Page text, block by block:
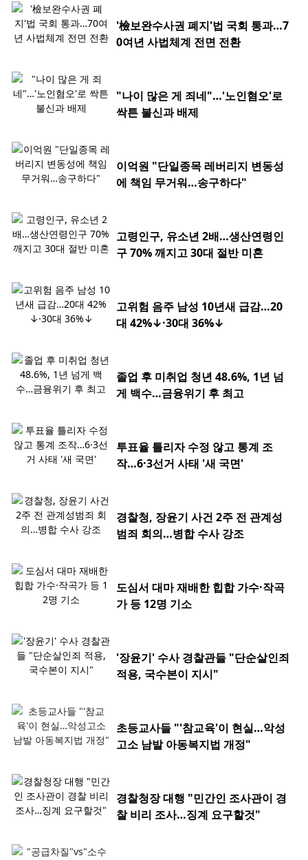
'檢보완수사권 폐지'법 국회 통과…7
0여년 사법체계 전면 전환
"나이 많은 게 죄네"…'노인혐오'로
싹튼 불신과 배제
이억원 "단일종목 레버리지 변동성
에 책임 무거워…송구하다"
고령인구, 유소년 2배…생산연령인
구 70% 깨지고 30대 절반 미혼
고위험 음주 남성 10년새 급감…20
대 42%↓·30대 36%↓
졸업 후 미취업 청년 48.6%, 1년 넘
게 백수…금융위기 후 최고
투표율 틀리자 수정 않고 통계 조
작…6·3선거 사태 '새 국면'
경찰청, 장윤기 사건 2주 전 관계성
범죄 회의…병합 수사 강조
도심서 대마 재배한 힙합 가수·작곡
가 등 12명 기소
'장윤기' 수사 경찰관들 "단순살인죄
적용, 국수본이 지시"
초등교사들 "'참교육'이 현실…악성
고소 남발 아동복지법 개정"
경찰청장 대행 "민간인 조사관이 경
찰 비리 조사…징계 요구할것"